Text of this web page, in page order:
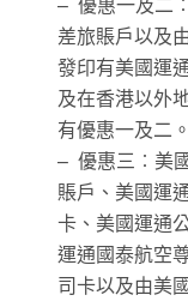
差旅賬戶以及
發印有美國運
及在香港以外
有優惠一及二。
– 優惠三︰美
賬戶、美國運
卡、美國運通
運通國泰航空
司卡以及由美